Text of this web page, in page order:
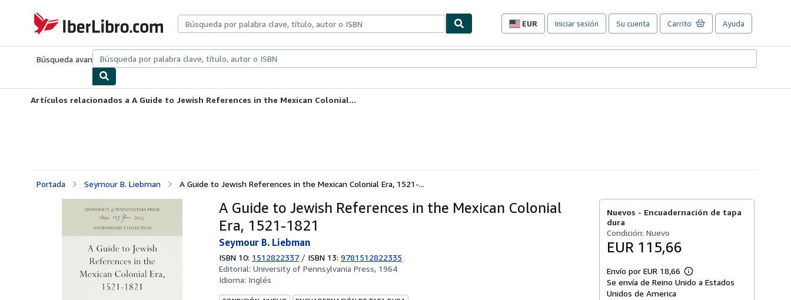
IberLibro.com
EUR
Preferencias
compra
sitio.
Iniciar sesión Su cuenta Carrito Ayuda
Búsqueda avanzadaColecciones Libros antiguosArte y coleccionismo
Artículos relacionados a A Guide to Jewish References in the Mexican Colonial...
Portada Seymour B. Liebman A Guide to Jewish References in the Mexican Colonial Era, 1521-...
A Guide to Jewish References in the Mexican Colonial
Era, 1521-1821
Seymour B. Liebman
ISBN 10: 1512822337 / ISBN 13: 9781512822335
Editorial: University of Pennsylvania Press, 1964
Idioma: Inglés
Nuevos - Encuadernación de tapa
dura
Condición: Nuevo
EUR 115,66
Envío por EUR 18,66
Más
información
Se envía de Reino Unido a Estados
Unidos de America